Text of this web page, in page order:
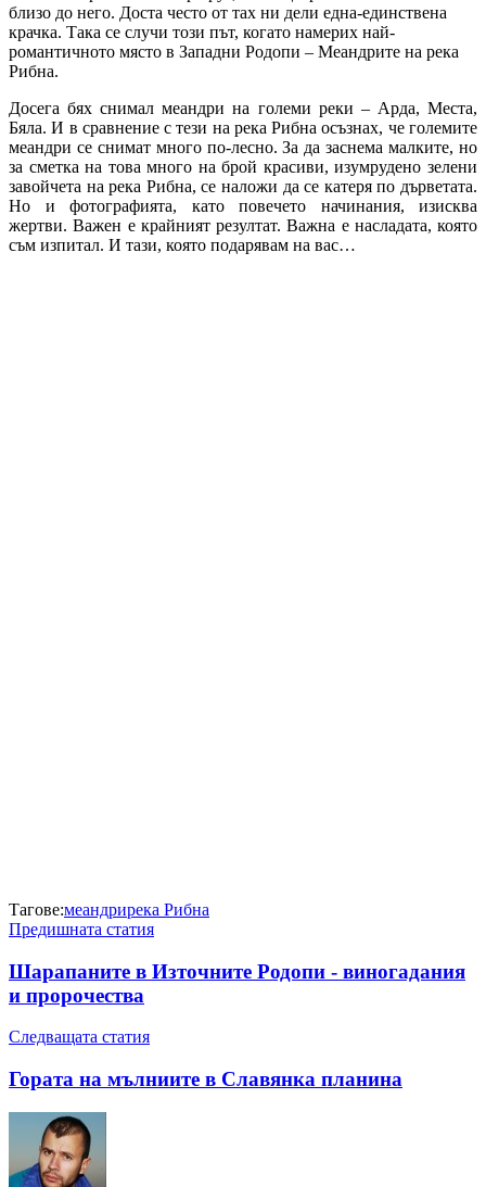
близо до него. Доста често от тах ни дели една-единствена
крачка. Така се случи този път, когато намерих най-
романтичното място в Западни Родопи – Меандрите на река
Рибна.
Досега бях снимал меандри на големи реки – Арда, Места,
Бяла. И в сравнение с тези на река Рибна осъзнах, че големите
меандри се снимат много по-лесно. За да заснема малките, но
за сметка на това много на брой красиви, изумрудено зелени
завойчета на река Рибна, се наложи да се катеря по дърветата.
Но и фотографията, като повечето начинания, изисква
жертви. Важен е крайният резултат. Важна е насладата, която
съм изпитал. И тази, която подарявам на вас…
Тагове:меандрирека Рибна
Предишната статия
Шарапаните в Източните Родопи - виногадания
и пророчества
Следващата статия
Гората на мълниите в Славянка планина